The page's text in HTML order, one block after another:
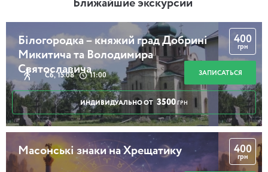
Ближайшие экскурсии
Білогородка – княжий град Добрині
Микитича та Володимира
Святославича
Сб, 15.08 11:00
400
грн
ЗАПИСАТЬСЯ
ИНДИВИДУАЛЬНО ОТ 3500 ГРН
Масонські знаки на Хрещатику 400
грн